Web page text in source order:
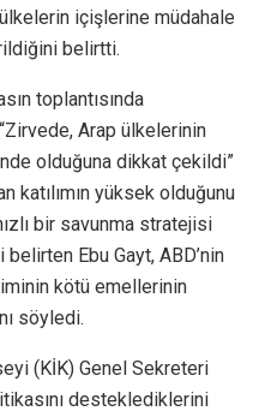
içişlerine müdahale
belirtti.
toplantısında
Arap ülkelerinin
olduğuna dikkat çekildi”
katılımın yüksek olduğunu
bir savunma stratejisi
Ebu Gayt, ABD’nin
kötü emellerinin
söyledi.
(KİK) Genel Sekreteri
desteklediklerini